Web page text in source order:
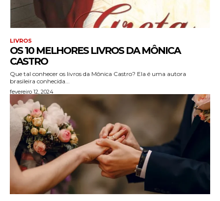
LIVROS
OS 10 MELHORES LIVROS DA MÔNICA
CASTRO
Que tal conhecer os livros da Mônica Castro? Ela é uma autora
brasileira conhecida...
fevereiro 12, 2024